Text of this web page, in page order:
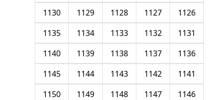
1126
1127
1128
1129
1130
1131
1132
1133
1134
1135
1136
1137
1138
1139
1140
1141
1142
1143
1144
1145
1146
1147
1148
1149
1150